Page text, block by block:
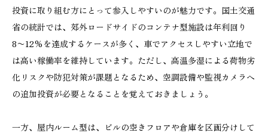
投資に取り組む方にとって参入しやすいのが魅力です。国土交通
省の統計では、郊外ロードサイドのコンテナ型施設は年利回り
8〜12%を達成するケースが多く、車でアクセスしやすい立地で
は高い稼働率を維持しています。ただし、高温多湿による荷物劣
化リスクや防犯対策が課題となるため、空調設備や監視カメラへ
の追加投資が必要となることを覚えておきましょう。
一方、屋内ルーム型は、ビルの空きフロアや倉庫を区画分けして